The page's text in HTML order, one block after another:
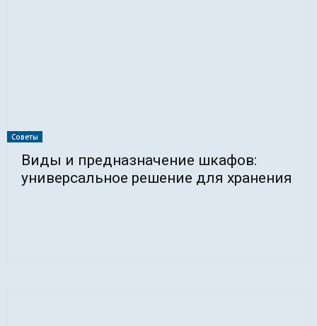
Советы
Виды и предназначение шкафов:
универсальное решение для хранения